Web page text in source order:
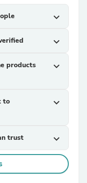
expand_more
expand_more
products
expand_more
to
expand_more
trust expand_more